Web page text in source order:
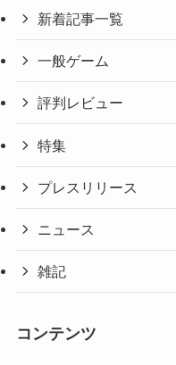
新着記事一覧
一般ゲーム
評判レビュー
特集
プレスリリース
ニュース
雑記
コンテンツ